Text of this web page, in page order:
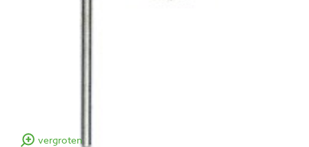
vergroten